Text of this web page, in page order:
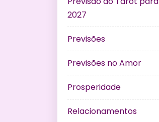
2027
Previsões
Previsões no Amor
Prosperidade
Relacionamentos